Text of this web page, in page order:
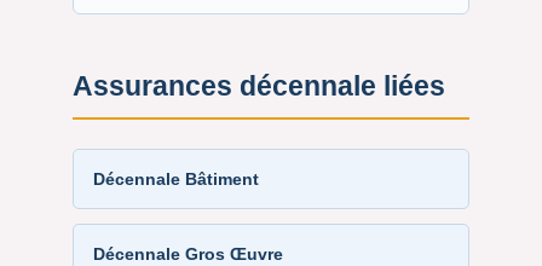
Assurances décennale liées
Décennale Bâtiment
Décennale Gros Œuvre